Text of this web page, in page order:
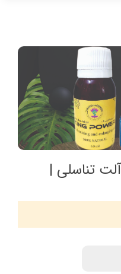
تناسلی |